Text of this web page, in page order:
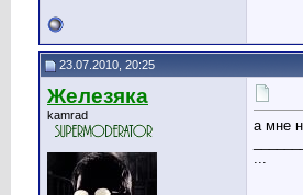
23.07.2010, 20:25
Железяка
kamrad
а мне
...